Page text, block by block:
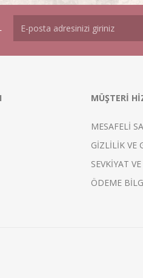
MÜŞTERİ
MESAFELİ
GİZLİLİK VE
SEVKİYAT
ÖDEME